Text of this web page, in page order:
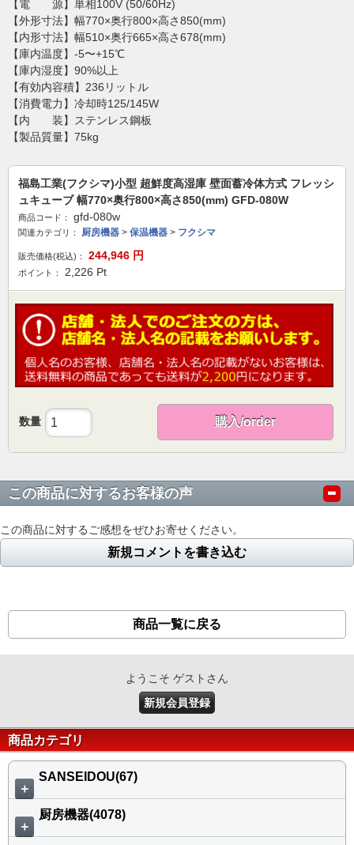
【電 源】単相100V (50/60Hz)
【外形寸法】幅770×奥行800×高さ850(mm)
【内形寸法】幅510×奥行665×高さ678(mm)
【庫内温度】-5〜+15℃
【庫内湿度】90%以上
【有効内容積】236リットル
【消費電力】冷却時125/145W
【内 装】ステンレス鋼板
【製品質量】75kg
福島工業(フクシマ)小型 超鮮度高湿庫 壁面蓄冷体方式 フレッシ
ュキューブ 幅770×奥行800×高さ850(mm) GFD-080W
商品コード： gfd-080w
関連カテゴリ： 厨房機器 > 保温機器 > フクシマ
販売価格(税込)： 244,946 円
ポイント： 2,226 Pt
数量 購入/order
この商品に対するお客様の声
この商品に対するご感想をぜひお寄せください。
新規コメントを書き込む
商品一覧に戻る
ようこそ ゲストさん
新規会員登録
商品カテゴリ
＋
SANSEIDOU(67)
＋
厨房機器(4078)